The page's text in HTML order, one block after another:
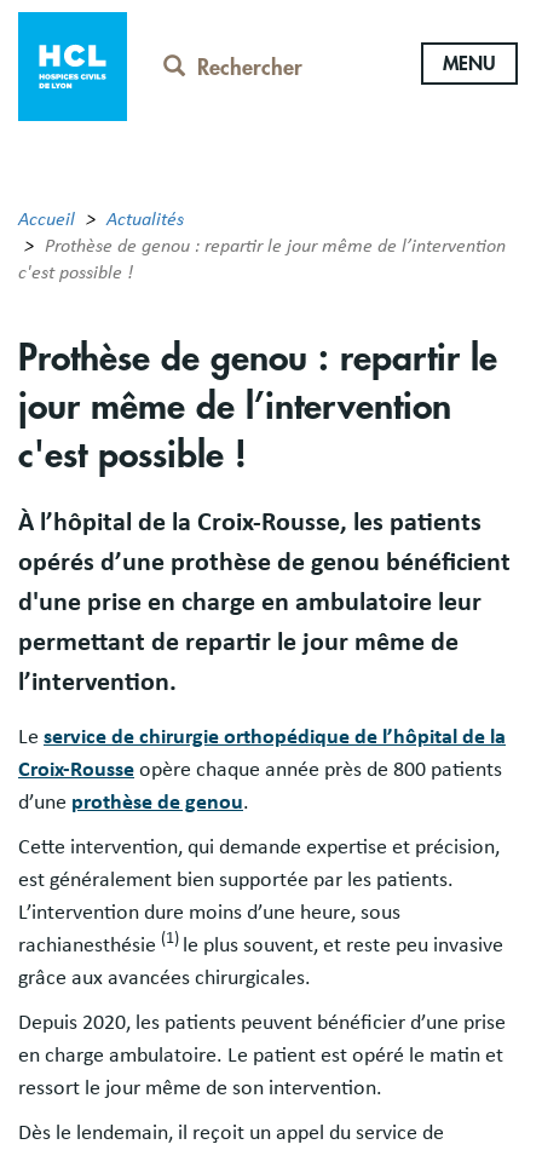
Aller
contenu
principal
Rechercher MENU
Accueil
Actualités
Prothèse de genou : repartir le jour même de l’intervention
c'est possible !
Prothèse de genou : repartir le
jour même de l’intervention
c'est possible !
À l’hôpital de la Croix-Rousse, les patients
opérés d’une prothèse de genou bénéficient
d'une prise en charge en ambulatoire leur
permettant de repartir le jour même de
l’intervention.
Le service de chirurgie orthopédique de l’hôpital de la
Croix-Rousse opère chaque année près de 800 patients
d’une prothèse de genou.
Cette intervention, qui demande expertise et précision,
est généralement bien supportée par les patients.
L’intervention dure moins d’une heure, sous
rachianesthésie (1) le plus souvent, et reste peu invasive
grâce aux avancées chirurgicales.
Depuis 2020, les patients peuvent bénéficier d’une prise
en charge ambulatoire. Le patient est opéré le matin et
ressort le jour même de son intervention.
Dès le lendemain, il reçoit un appel du service de